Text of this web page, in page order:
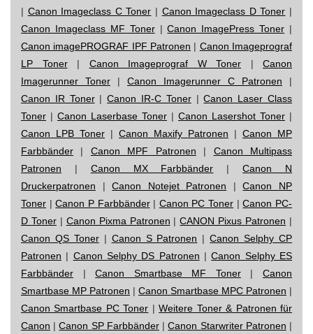
| Canon Imageclass C Toner | Canon Imageclass D Toner |
Canon Imageclass MF Toner|Canon ImagePress Toner |
Canon imagePROGRAF IPF Patronen | Canon Imageprograf
LP Toner| Canon Imageprograf W Toner | Canon
Imagerunner Toner | Canon Imagerunner C Patronen |
Canon IR Toner|Canon IR-C Toner|Canon Laser Class
Toner | Canon Laserbase Toner | Canon Lasershot Toner |
Canon LPB Toner | Canon Maxify Patronen | Canon MP
Farbbänder | Canon MPF Patronen | Canon Multipass
Patronen | Canon MX Farbbänder |Canon N
Druckerpatronen |Canon Notejet Patronen |Canon NP
Toner |Canon P Farbbänder| Canon PC Toner |Canon PC-
D Toner| Canon Pixma Patronen |CANON Pixus Patronen |
Canon QS Toner| Canon S Patronen |Canon Selphy CP
Patronen | Canon Selphy DS Patronen |Canon Selphy ES
Farbbänder |Canon Smartbase MF Toner|Canon
Smartbase MP Patronen | Canon Smartbase MPC Patronen |
Canon Smartbase PC Toner |Weitere Toner & Patronen für
Canon |Canon SP Farbbänder|Canon Starwriter Patronen |